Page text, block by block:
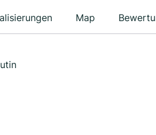
Map